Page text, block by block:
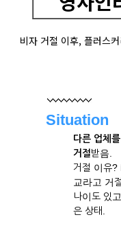
비자 거절 이후, 플러스
Situation
다른 업체
거절받음.
거절 이유
교라고 거절.
나이도 있
은 상태.